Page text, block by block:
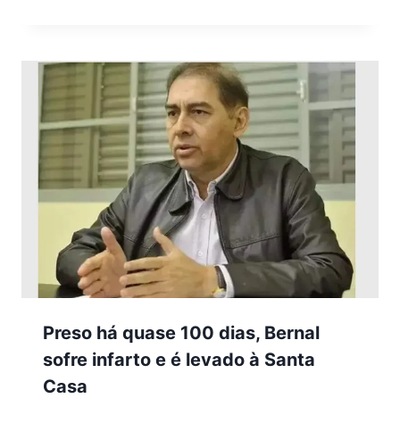
Preso há quase 100 dias, Bernal
sofre infarto e é levado à Santa
Casa